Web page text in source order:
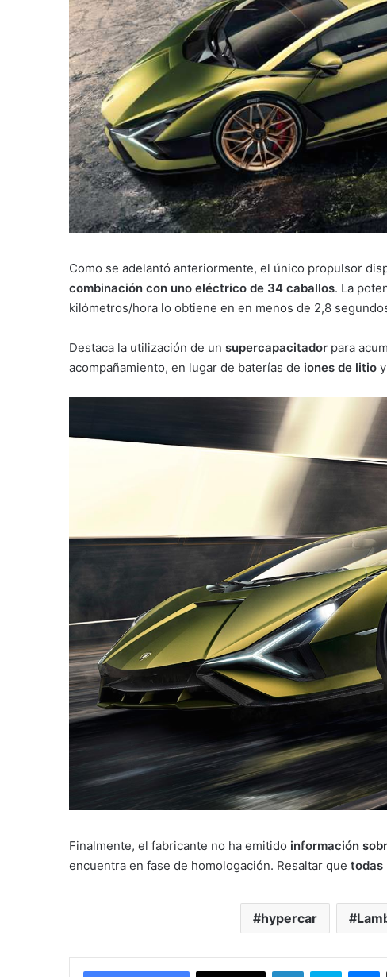
Como se adelantó anteriormente, el único propulsor
combinación con uno eléctrico de 34 caballos. La
kilómetros/hora lo obtiene en en menos de 2,8
Destaca la utilización de un supercapacitador para
acompañamiento, en lugar de baterías de iones de litio
Finalmente, el fabricante no ha emitido información
encuentra en fase de homologación. Resaltar que todas
hypercar